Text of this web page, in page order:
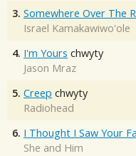
3. Somewhere Over The
Israel Kamakawiwo'ole
4. I'm Yours chwyty
Jason Mraz
5. Creep chwyty
Radiohead
6. I Thought I Saw Your
She and Him